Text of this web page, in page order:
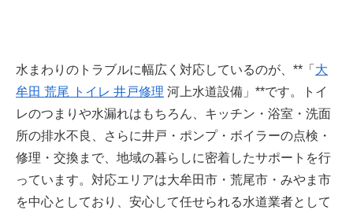
水まわりのトラブルに幅広く対応しているのが、**「 大
牟田 荒尾 トイレ 井戸修理 河上水道設備」**です。トイ
レのつまりや水漏れはもちろん、キッチン・浴室・洗面
所の排水不良、さらに井戸・ポンプ・ボイラーの点検・
修理・交換まで、地域の暮らしに密着したサポートを行
っています。対応エリアは大牟田市・荒尾市・みやま市
を中心としており、安心して任せられる水道業者として